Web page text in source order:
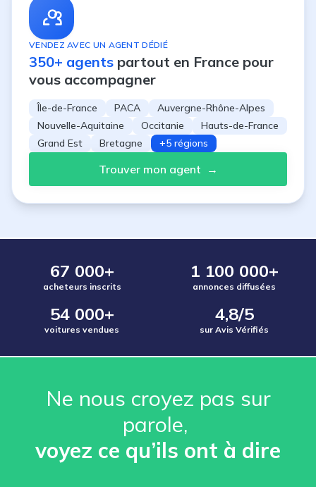
VENDEZ AVEC UN AGENT DÉDIÉ
350+ agents partout en France pour
vous accompagner
Île-de-France PACA
Auvergne-Rhône-Alpes
Nouvelle-Aquitaine
Occitanie
Hauts-de-France
Grand Est
Bretagne +5 régions
Trouver mon agent →
67 000+
acheteurs inscrits
1 100 000+
annonces diffusées
54 000+
voitures vendues
4,8/5
sur Avis Vérifiés
Ne nous croyez pas sur
parole, ️
voyez ce qu’ils ont à dire